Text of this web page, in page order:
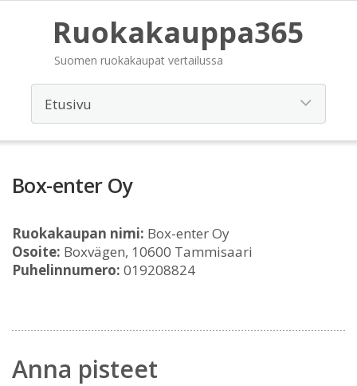
Ruokakauppa365
Suomen ruokakaupat vertailussa
Box-enter Oy
Ruokakaupan nimi: Box-enter Oy
Osoite: Boxvägen, 10600 Tammisaari
Puhelinnumero: 019208824
Anna pisteet